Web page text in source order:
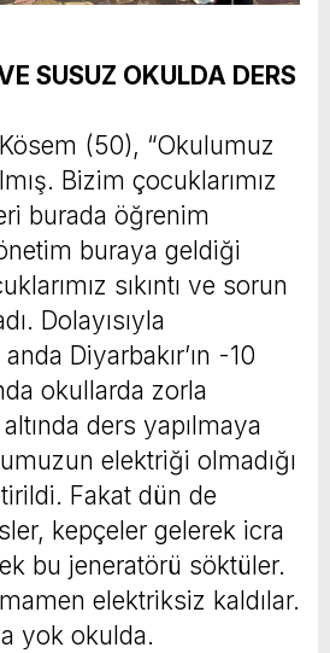
SUSUZ OKULDA DERS
(50), “Okulumuz
Bizim çocuklarımız
burada öğrenim
buraya geldiği
sıkıntı ve sorun
Dolayısıyla
Diyarbakır’ın -10
okullarda zorla
ders yapılmaya
elektriği olmadığı
Fakat dün de
kepçeler gelerek icra
bu jeneratörü söktüler.
elektriksiz kaldılar.
yok okulda.